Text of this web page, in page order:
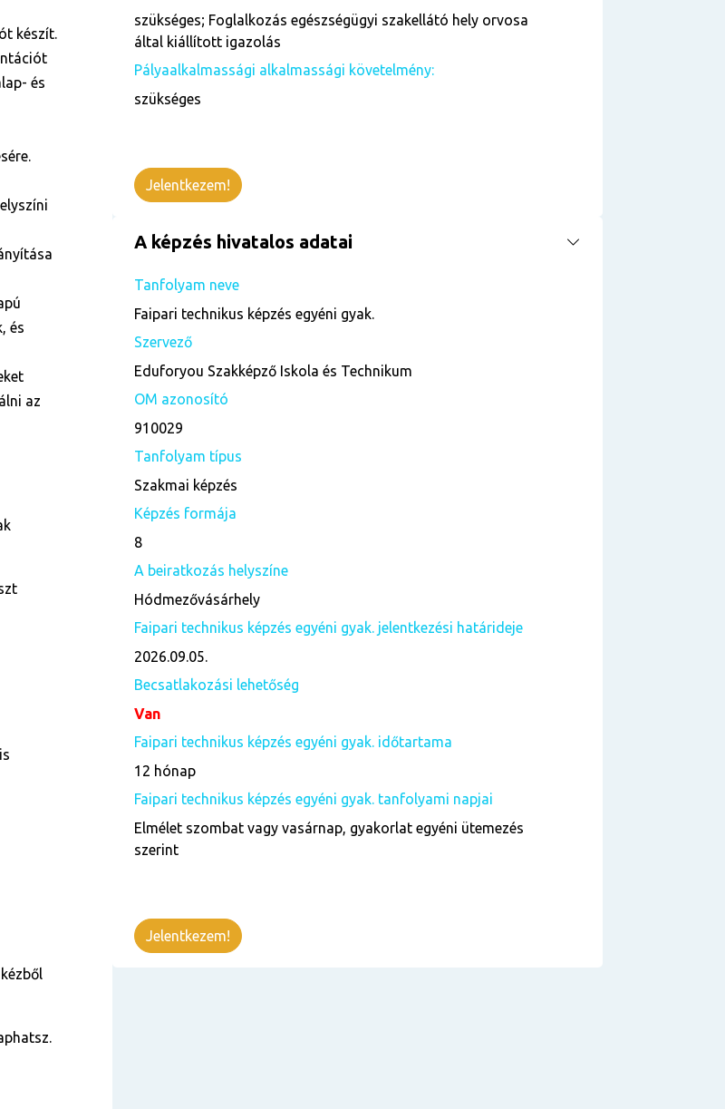
készít.
és
és
az
szükséges; Foglalkozás egészségügyi szakellátó hely orvosa
által kiállított igazolás
Pályaalkalmassági alkalmassági követelmény:
szükséges
Jelentkezem!
A képzés hivatalos adatai
Tanfolyam neve
Faipari technikus képzés egyéni gyak.
Szervező
Eduforyou Szakképző Iskola és Technikum
OM azonosító
910029
Tanfolyam típus
Szakmai képzés
Képzés formája
8
A beiratkozás helyszíne
Hódmezővásárhely
Faipari technikus képzés egyéni gyak. jelentkezési határideje
2026.09.05.
Becsatlakozási lehetőség
Van
Faipari technikus képzés egyéni gyak. időtartama
12 hónap
Faipari technikus képzés egyéni gyak. tanfolyami napjai
Elmélet szombat vagy vasárnap, gyakorlat egyéni ütemezés
szerint
Jelentkezem!